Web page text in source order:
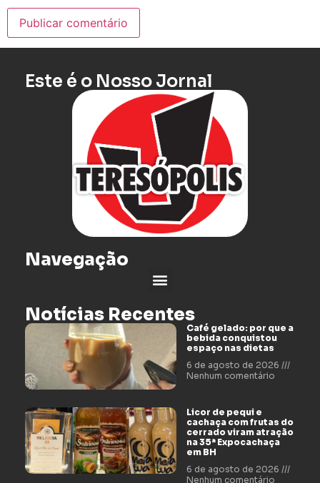
Este é o Nosso Jornal
Navegação
Notícias Recentes
Café gelado: por que a
bebida conquistou
espaço nas dietas
6 de agosto de 2026
Nenhum comentário
Licor de pequi e
cachaça com frutas do
cerrado viram atração
na 35ª Expocachaça
em BH
6 de agosto de 2026
Nenhum comentário